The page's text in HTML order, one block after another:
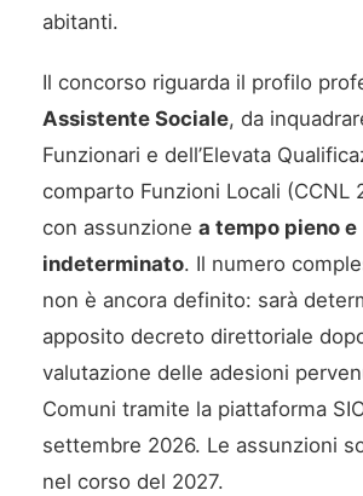
abitanti.
Il concorso riguarda il profilo
Assistente Sociale, da
Funzionari e dell’Elevata
comparto Funzioni Locali (CCNL
con assunzione a tempo pieno e
indeterminato. Il numero
non è ancora definito: sarà
apposito decreto direttoriale
valutazione delle adesioni
Comuni tramite la piattaforma
settembre 2026. Le assunzioni
nel corso del 2027.